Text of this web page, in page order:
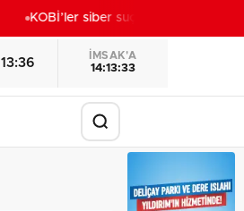
KOBİ’ler siber suçluların yeni hedefi
13:36
İMSAK'A
14:13:31